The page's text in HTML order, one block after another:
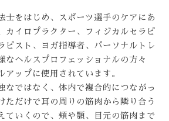
士をはじめ、スポーツ選手のケアにあ
カイロプラクター、フィジカルセラピ
ピスト、ヨガ指導者、パーソナルトレ
なヘルスプロフェッショナルの方々
アップに使用されています。
なではなく、体内で複合的につながっ
ただけで耳の周りの筋肉から隣り合う
ていくので、頬や顎、目元の筋肉まで